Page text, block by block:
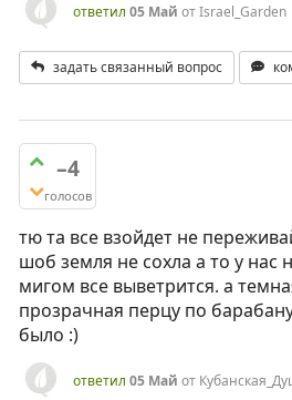
ответил 05 Май отIsrael_Garden
задать связанный вопрос
–4
голосов
тю та все взойдет не
шоб земля не сохла а то у нас
мигом все выветрится. а
прозрачная перцу по
было :)
ответил 05 Май от